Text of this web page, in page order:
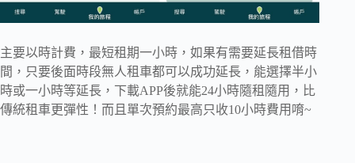
主要以時計費，最短租期一小時，如果有需要延長租借時
間，只要後面時段無人租車都可以成功延長，能選擇半小
時或一小時等延長，下載APP後就能24小時隨租隨用，比
傳統租車更彈性！而且單次預約最高只收10小時費用唷~